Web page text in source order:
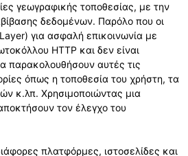
γεωγραφικής τοποθεσίας, με την
δεδομένων. Παρόλο που οι
για ασφαλή επικοινωνία με
HTTP και δεν είναι
παρακολουθήσουν αυτές τις
όπως η τοποθεσία του χρήστη, τα
κ.λπ. Χρησιμοποιώντας μια
τον έλεγχο του
πλατφόρμες, ιστοσελίδες και